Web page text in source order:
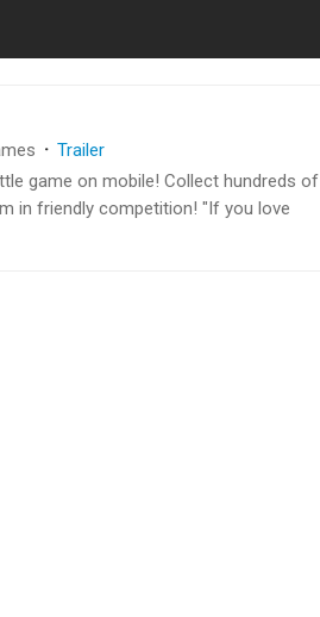
· Trailer
game on mobile! Collect hundreds of
in friendly competition! "If you love